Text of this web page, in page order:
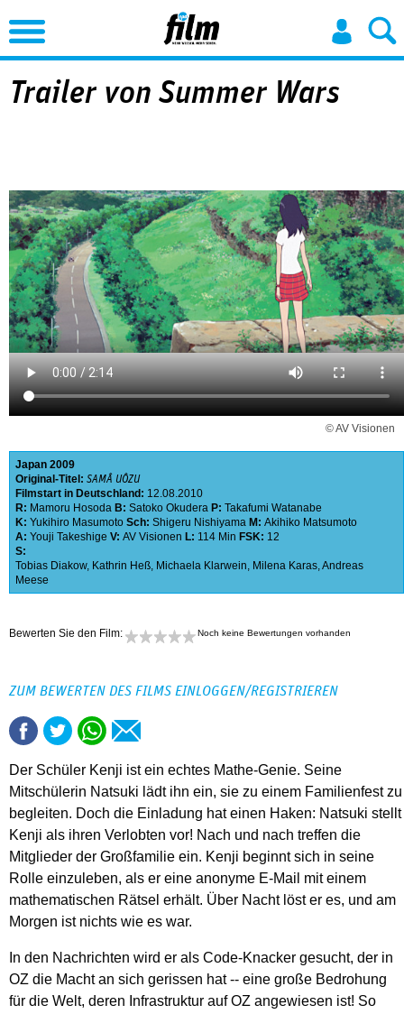
Jump to Navigation
Trailer von Summer Wars
© AV Visionen
Japan 2009
Original-Titel: SAMÂ UÔZU
Filmstart in Deutschland: 12.08.2010
R: Mamoru Hosoda B: Satoko Okudera P: Takafumi Watanabe
K: Yukihiro Masumoto Sch: Shigeru Nishiyama M: Akihiko Matsumoto
A: Youji Takeshige V: AV Visionen L: 114 Min FSK: 12
S:
Tobias Diakow, Kathrin Heß, Michaela Klarwein, Milena Karas,Andreas
Meese
Bewerten Sie den Film: Noch keine Bewertungen vorhanden
ZUM BEWERTEN DES FILMS EINLOGGEN/REGISTRIEREN
Der Schüler Kenji ist ein echtes Mathe-Genie. Seine
Mitschülerin Natsuki lädt ihn ein, sie zu einem Familienfest zu
begleiten. Doch die Einladung hat einen Haken: Natsuki stellt
Kenji als ihren Verlobten vor! Nach und nach treffen die
Mitglieder der Großfamilie ein. Kenji beginnt sich in seine
Rolle einzuleben, als er eine anonyme E-Mail mit einem
mathematischen Rätsel erhält. Über Nacht löst er es, und am
Morgen ist nichts wie es war.
In den Nachrichten wird er als Code-Knacker gesucht, der in
OZ die Macht an sich gerissen hat -- eine große Bedrohung
für die Welt, deren Infrastruktur auf OZ angewiesen ist! So